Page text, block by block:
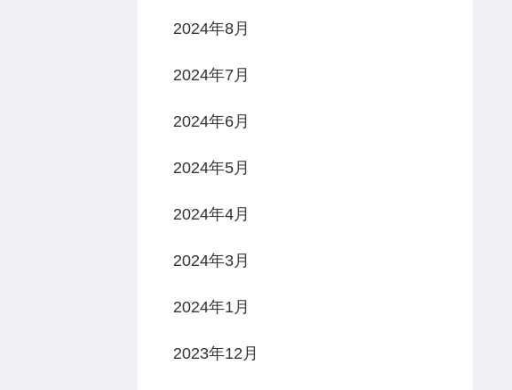
2024年8月
2024年7月
2024年6月
2024年5月
2024年4月
2024年3月
2024年1月
2023年12月